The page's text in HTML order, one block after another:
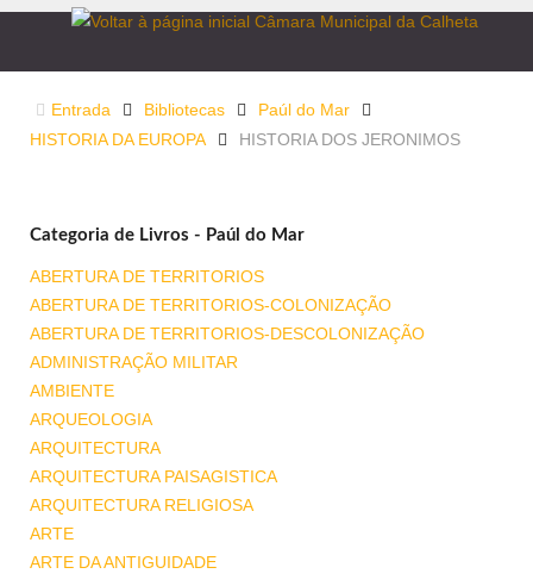
Entrada Bibliotecas
Paúl do Mar
HISTORIA DA EUROPA
HISTORIA DOS JERONIMOS
Categoria de Livros - Paúl do Mar
ABERTURA DE TERRITORIOS
ABERTURA DE TERRITORIOS-COLONIZAÇÃO
ABERTURA DE TERRITORIOS-DESCOLONIZAÇÃO
ADMINISTRAÇÃO MILITAR
AMBIENTE
ARQUEOLOGIA
ARQUITECTURA
ARQUITECTURA PAISAGISTICA
ARQUITECTURA RELIGIOSA
ARTE
ARTE DA ANTIGUIDADE